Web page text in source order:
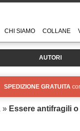
CHI SIAMO COLLANE
AUTORI
SPEDIZIONE GRATUITA
» Essere antifragili